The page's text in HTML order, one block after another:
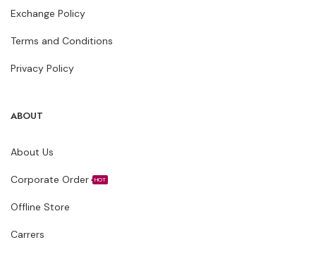
Exchange Policy
Terms and Conditions
Privacy Policy
ABOUT
About Us
Corporate Order HOT
Offline Store
Carrers